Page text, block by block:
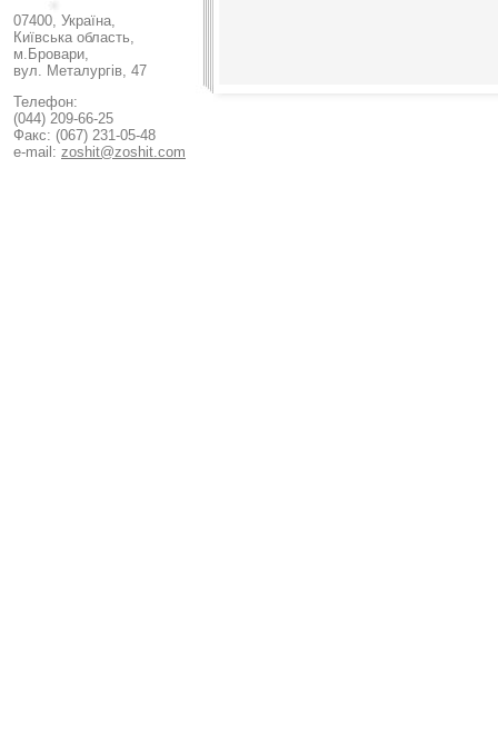
07400, Україна,
Київська область,
м.Бровари,
вул. Металургів, 47
Телефон:
(044) 209-66-25
Факс: (067) 231-05-48
e-mail: zoshit@zoshit.com